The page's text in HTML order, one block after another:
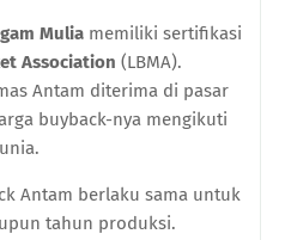
Mulia memiliki sertifikasi
Association (LBMA).
Antam diterima di pasar
buyback-nya mengikuti
Antam berlaku sama untuk
tahun produksi.